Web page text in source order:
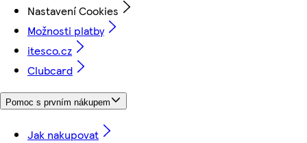
Nastavení Cookies
Možnosti platby
itesco.cz
Clubcard
Pomoc s prvním nákupem
Jak nakupovat